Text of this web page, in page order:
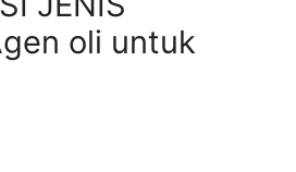
oli untuk